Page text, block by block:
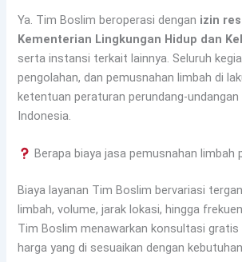
Ya. Tim Boslim beroperasi dengan izin
Kementerian Lingkungan Hidup dan
serta instansi terkait lainnya. Seluruh
pengolahan, dan pemusnahan limbah di
ketentuan peraturan perundang-undangan
Indonesia.
Berapa biaya jasa pemusnahan limbah
Biaya layanan Tim Boslim bervariasi
limbah, volume, jarak lokasi, hingga
Tim Boslim menawarkan konsultasi gratis
harga yang di sesuaikan dengan